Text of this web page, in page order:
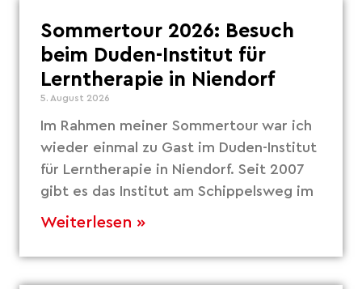
Sommertour 2026: Besuch
beim Duden-Institut für
Lerntherapie in Niendorf
5. August 2026
Im Rahmen meiner Sommertour war ich
wieder einmal zu Gast im Duden-Institut
für Lerntherapie in Niendorf. Seit 2007
gibt es das Institut am Schippelsweg im
Weiterlesen »